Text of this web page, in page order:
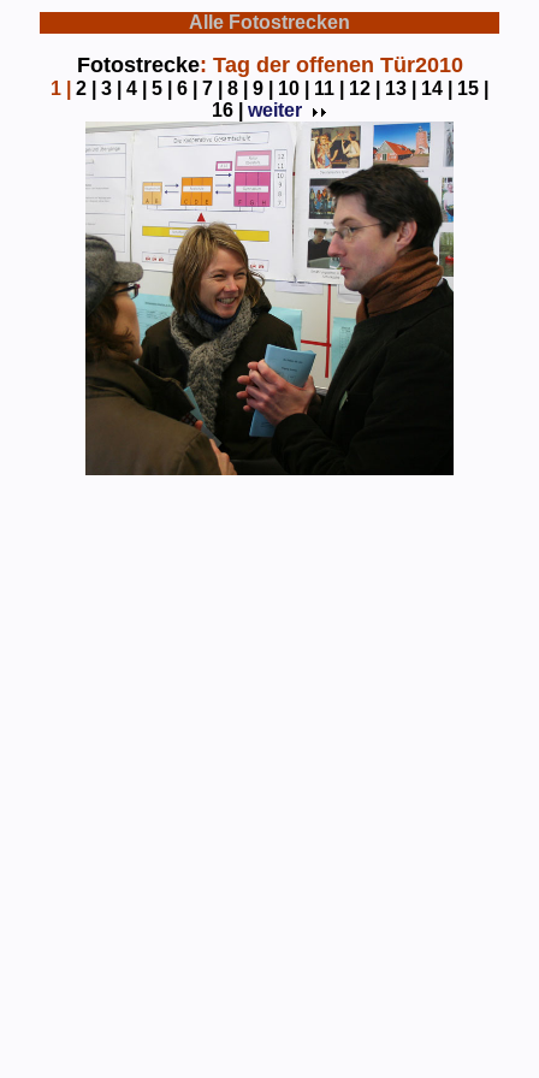
Alle Fotostrecken
Fotostrecke: Tag der offenen Tür2010
1 2 | 3 | 4 | 5 | 6 | 7 | 8 | 9 | 10 | 11 | 12 | 13 | 14 |
15 |
16 |
weiter